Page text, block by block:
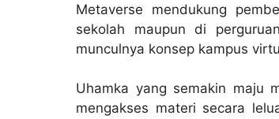
Metaverse mendukung
sekolah maupun di
munculnya konsep kampus
Uhamka yang semakin maju
mengakses materi secara